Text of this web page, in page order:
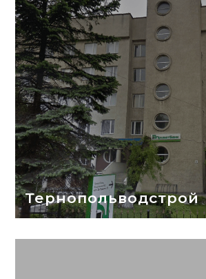
Тернопольводстрой